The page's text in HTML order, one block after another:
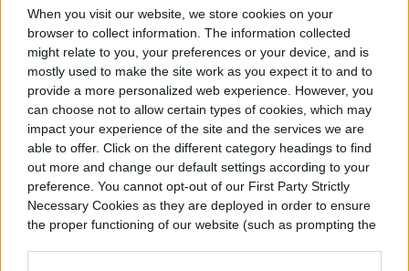
When you visit our website, we store cookies on your
browser to collect information. The information collected
might relate to you, your preferences or your device, and is
mostly used to make the site work as you expect it to and to
provide a more personalized web experience. However, you
can choose not to allow certain types of cookies, which may
impact your experience of the site and the services we are
able to offer. Click on the different category headings to find
out more and change our default settings according to your
preference. You cannot opt-out of our First Party Strictly
Necessary Cookies as they are deployed in order to ensure
the proper functioning of our website (such as prompting the
eléctrico. Esto facilita a cobertura de
distancias grandes, cargas pesadas y
terrenos montañosos. A pesar de que los
humanos podemos utilizar la bicicleta para
hacerla más eficiente, esta puede ser
operada únicamente con batería o
pedaleando.
Relacionado:Un reno repartirá pizzas en